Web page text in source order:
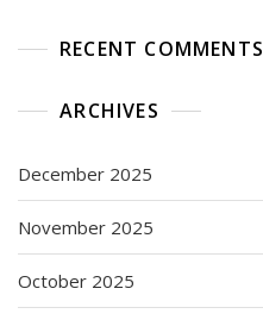
RECENT COMMENTS
ARCHIVES
December 2025
November 2025
October 2025